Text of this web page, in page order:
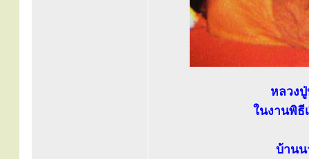
หลวง
ในงานพิธี
บ้านน